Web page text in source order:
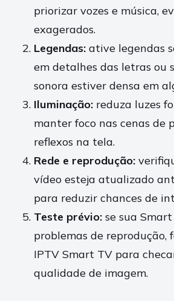
priorizar vozes e música,
exagerados.
Legendas: ative legendas
em detalhes das letras ou
sonora estiver densa em
Iluminação: reduza luzes
manter foco nas cenas de
reflexos na tela.
Rede e reprodução:
vídeo esteja atualizado
para reduzir chances de
Teste prévio: se sua
problemas de reprodução,
IPTV Smart TV para
qualidade de imagem.